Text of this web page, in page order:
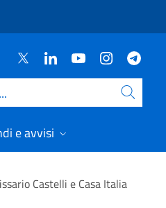
e avvisi
Castelli e Casa Italia